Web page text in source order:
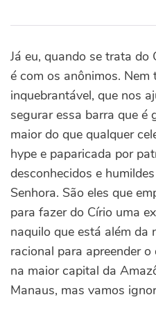
Já eu, quando se trata do
é com os anônimos. Nem
inquebrantável, que nos
segurar essa barra que é
maior do que qualquer
hype e paparicada por
desconhecidos e
Senhora. São eles que
para fazer do Círio uma
naquilo que está além da
racional para apreender
na maior capital da
Manaus, mas vamos